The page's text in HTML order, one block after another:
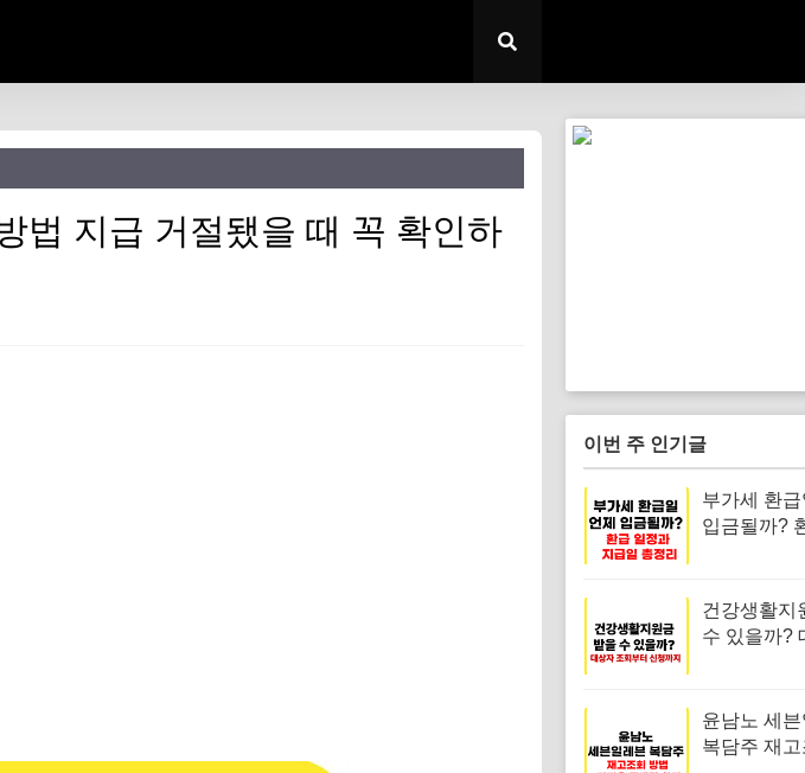
법 지급 거절됐을 때 꼭 확인하
이번 주 인기글
부가세 환
입금될까?
건강생활지
수 있을까?
윤남노 세
복담주 재